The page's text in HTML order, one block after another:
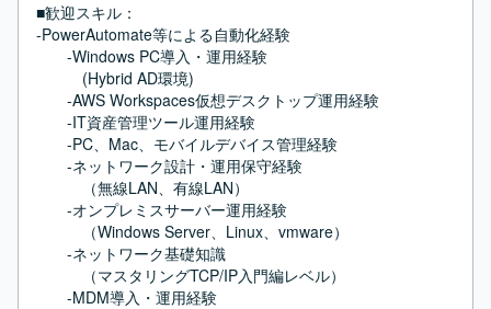
■歓迎スキル：
-PowerAutomate等による自動化経験
-Windows PC導入・運用経験
(Hybrid AD環境)
-AWS Workspaces仮想デスクトップ運用経験
-IT資産管理ツール運用経験
-PC、Mac、モバイルデバイス管理経験
-ネットワーク設計・運用保守経験
（無線LAN、有線LAN）
-オンプレミスサーバー運用経験
（Windows Server、Linux、vmware）
-ネットワーク基礎知識
（マスタリングTCP/IP入門編レベル）
-MDM導入・運用経験